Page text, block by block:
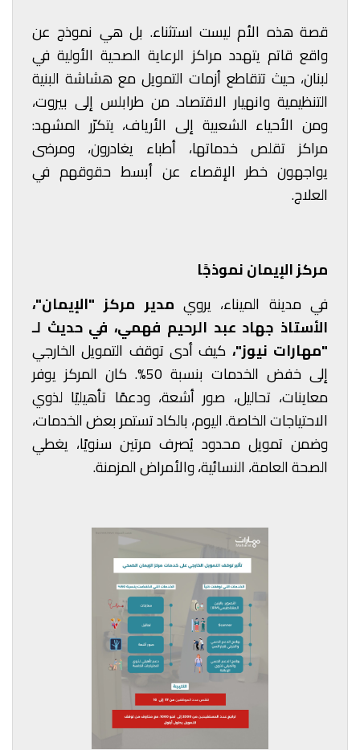
قصة هذه الأم ليست استثناء. بل هي نموذج عن
واقع قاتم يتهدد مراكز الرعاية الصحية الأولية في
لبنان، حيث تتقاطع أزمات التمويل مع هشاشة البنية
التنظيمية وانهيار الاقتصاد. من طرابلس إلى بيروت،
ومن الأحياء الشعبية إلى الأرياف، يتكرّر المشهد:
مراكز تقلص خدماتها، أطباء يغادرون، ومرضى
يواجهون خطر الإقصاء عن أبسط حقوقهم في
العلاج.
مركز الإيمان نموذجًا
في مدينة الميناء، يروي مدير مركز "الإيمان"،
الأستاذ جهاد عبد الرحيم فهمي، في حديث لـ
"مهارات نيوز"، كيف أدى توقف التمويل الخارجي
إلى خفض الخدمات بنسبة 50%. كان المركز يوفر
معاينات، تحاليل، صور أشعة، ودعمًا تأهيليًا لذوي
الاحتياجات الخاصة. اليوم، بالكاد تستمر بعض الخدمات،
وضمن تمويل محدود يُصرف مرتين سنويًا، يغطي
الصحة العامة، النسائية، والأمراض المزمنة.